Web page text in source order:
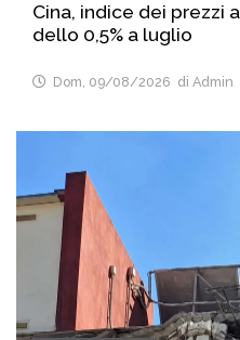
Cina, indice dei prezzi
dello 0,5% a luglio
Dom, 09/08/2026 di Admin